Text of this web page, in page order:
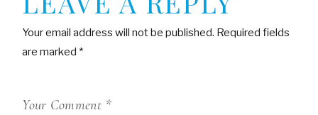
Your email address will not be published. Required fields
are marked *